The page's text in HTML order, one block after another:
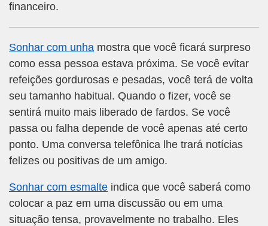
financeiro.
Sonhar com unha mostra que você ficará surpreso
como essa pessoa estava próxima. Se você evitar
refeições gordurosas e pesadas, você terá de volta
seu tamanho habitual. Quando o fizer, você se
sentirá muito mais liberado de fardos. Se você
passa ou falha depende de você apenas até certo
ponto. Uma conversa telefônica lhe trará notícias
felizes ou positivas de um amigo.
Sonhar com esmalte indica que você saberá como
colocar a paz em uma discussão ou em uma
situação tensa, provavelmente no trabalho. Eles